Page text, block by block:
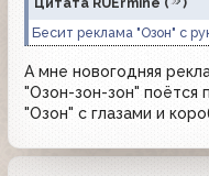
Бесит реклама "Озон" с
А мне новогодняя
"Озон-зон-зон" поётся
"Озон" с глазами и